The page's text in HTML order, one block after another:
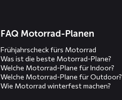
FAQ Motorrad-Planen
Frühjahrscheck fürs Motorrad
Was ist die beste Motorrad-Plane?
Welche Motorrad-Plane für Indoor?
Welche Motorrad-Plane für Outdoor?
Wie Motorrad winterfest machen?